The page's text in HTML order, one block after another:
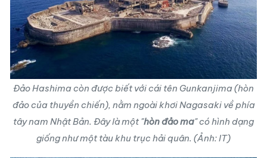
Đảo Hashima còn được biết với cái tên Gunkanjima (hòn
đảo của thuyền chiến), nằm ngoài khơi Nagasaki về phía
tây nam Nhật Bản. Đây là một "hòn đảo ma" có hình dạng
giống như một tàu khu trục hải quân. (Ảnh: IT)